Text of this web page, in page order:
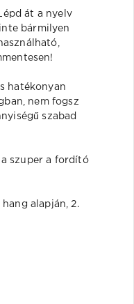
át a nyelv
bármilyen
hatékonyan
nem fogsz
szabad
szuper a fordító
alapján, 2.